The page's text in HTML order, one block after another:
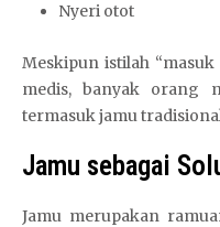
Nyeri otot
Meskipun istilah
medis, banyak orang
termasuk jamu
Jamu sebagai
Jamu merupakan